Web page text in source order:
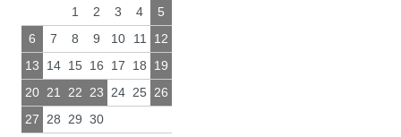
1
2 3 4
5
6
7 8 9 10 11
12
13
14 15 16 17 18
19
20 21 22 23 24 25 26
27 28 29 30